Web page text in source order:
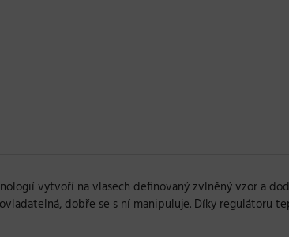
vytvoří na vlasech definovaný zvlněný vzor a
dobře se s ní manipuluje. Díky regulátoru